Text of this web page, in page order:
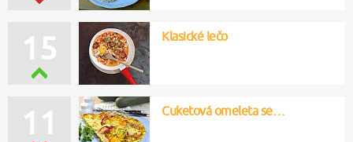
11 Cuketová omeleta se…
15 Klasické lečo